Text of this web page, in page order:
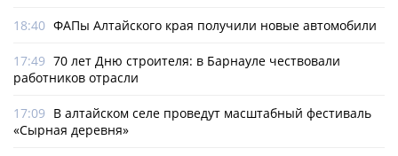
18:40 ФАПы Алтайского края получили новые автомобили
17:49 70 лет Дню строителя: в Барнауле чествовали
работников отрасли
17:09 В алтайском селе проведут масштабный фестиваль
«Сырная деревня»